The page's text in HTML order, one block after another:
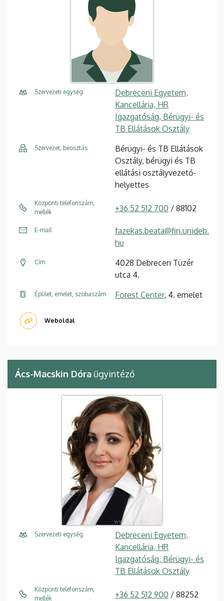
Szervezeti egység
Debreceni Egyetem,
Kancellária, HR
Igazgatóság, Bérügyi- és
TB Ellátások Osztály
Szervezet, beosztás
Bérügyi- és TB Ellátások
Osztály, bérügyi és TB
ellátási osztályvezető-
helyettes
Központi telefonszám,
mellék
+36 52 512 700 / 88102
E-mail
fazekas.beata@fin.unideb.
hu
Cím
4028 Debrecen Tüzér
utca 4.
Épület, emelet, szobaszám Forest Center, 4. emelet
Weboldal
Ács-Macskin Dóra ügyintéző
Szervezeti egység
Debreceni Egyetem,
Kancellária, HR
Igazgatóság, Bérügyi- és
TB Ellátások Osztály
Központi telefonszám,
mellék
+36 52 512 900 / 88252